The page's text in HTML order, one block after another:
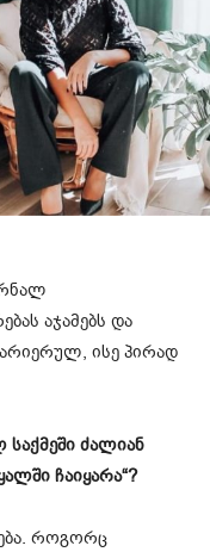
აჯამებს და
ისე პირად
ძალიან
ჩაიყარა“?
როგორც